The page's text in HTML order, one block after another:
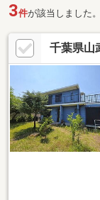
3件が該当しました。
千葉県山